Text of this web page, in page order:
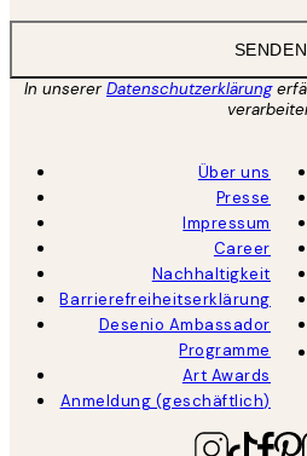
SENDEN
In unsererDatenschutzerklärung
Über uns
Presse
Impressum
Career
Nachhaltigkeit
Barrierefreiheitserklärung
Desenio Ambassador
Programme
Art Awards
Anmeldung (geschäftlich)